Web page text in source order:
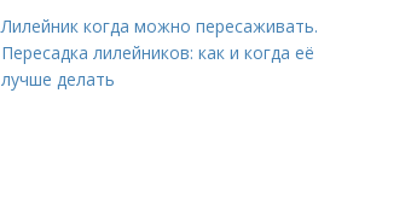
Лилейник когда можно пересаживать.
Пересадка лилейников: как и когда её
лучше делать